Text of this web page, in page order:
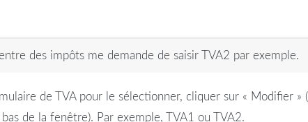
des impôts me demande de saisir TVA2 par exemple.
de TVA pour le sélectionner, cliquer sur « Modifier »
de la fenêtre). Par exemple, TVA1 ou TVA2.